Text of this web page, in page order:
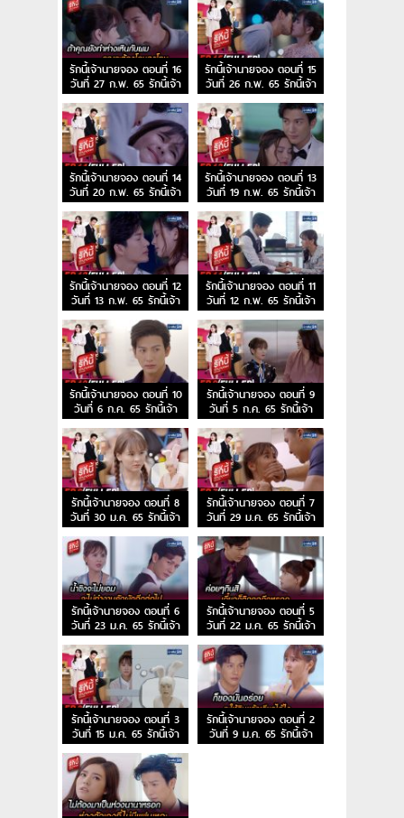
รักนี้เจ้านายจอง ตอนที่ 16
วันที่ 27 ก.พ. 65 รักนี้เจ้า
นายจอง EP.16
รักนี้เจ้านายจอง ตอนที่ 15
วันที่ 26 ก.พ. 65 รักนี้เจ้า
นายจอง EP.15
รักนี้เจ้านายจอง ตอนที่ 14
วันที่ 20 ก.พ. 65 รักนี้เจ้า
นายจอง EP.14
รักนี้เจ้านายจอง ตอนที่ 13
วันที่ 19 ก.พ. 65 รักนี้เจ้า
นายจอง EP.13
รักนี้เจ้านายจอง ตอนที่ 12
วันที่ 13 ก.พ. 65 รักนี้เจ้า
นายจอง EP.12
รักนี้เจ้านายจอง ตอนที่ 11
วันที่ 12 ก.พ. 65 รักนี้เจ้า
นายจอง EP.11
รักนี้เจ้านายจอง ตอนที่ 10
วันที่ 6 ก.ค. 65 รักนี้เจ้า
นายจอง EP.10
รักนี้เจ้านายจอง ตอนที่ 9
วันที่ 5 ก.ค. 65 รักนี้เจ้า
นายจอง EP.9
รักนี้เจ้านายจอง ตอนที่ 8
วันที่ 30 ม.ค. 65 รักนี้เจ้า
นายจอง EP.8
รักนี้เจ้านายจอง ตอนที่ 7
วันที่ 29 ม.ค. 65 รักนี้เจ้า
นายจอง EP.7
รักนี้เจ้านายจอง ตอนที่ 6
วันที่ 23 ม.ค. 65 รักนี้เจ้า
นายจอง EP.6
รักนี้เจ้านายจอง ตอนที่ 5
วันที่ 22 ม.ค. 65 รักนี้เจ้า
นายจอง EP.5
รักนี้เจ้านายจอง ตอนที่ 3
วันที่ 15 ม.ค. 65 รักนี้เจ้า
นายจอง EP.3
รักนี้เจ้านายจอง ตอนที่ 2
วันที่ 9 ม.ค. 65 รักนี้เจ้า
นายจอง EP.2